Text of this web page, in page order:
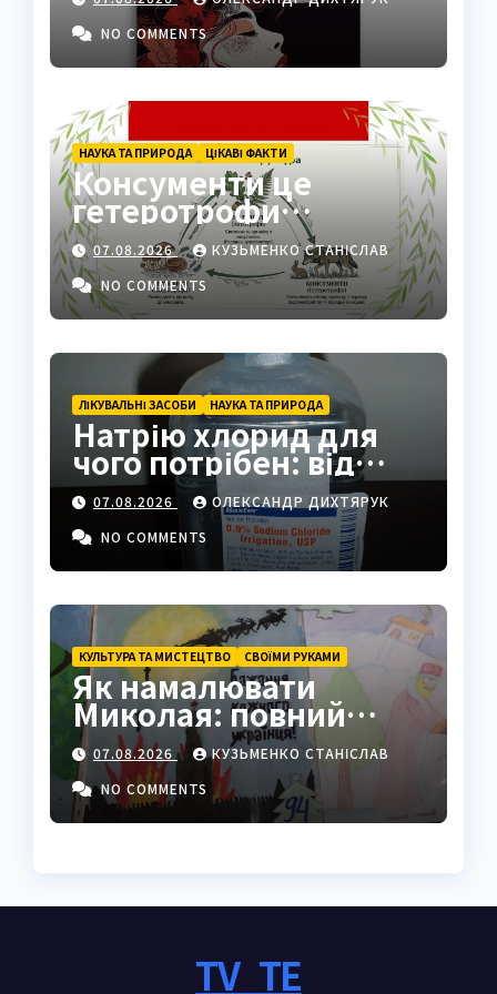
NO COMMENTS
НАУКА ТА ПРИРОДА ЦІКАВІ ФАКТИ
Консументи це
гетеротрофи
екосистеми
07.08.2026
КУЗЬМЕНКО СТАНІСЛАВ
NO COMMENTS
ЛІКУВАЛЬНІ ЗАСОБИ НАУКА ТА ПРИРОДА
Натрію хлорид для
чого потрібен: від
фізрозчину до
промисловості
07.08.2026
ОЛЕКСАНДР ДИХТЯРУК
NO COMMENTS
КУЛЬТУРА ТА МИСТЕЦТВО СВОЇМИ РУКАМИ
Як намалювати
Миколая: повний
покроковий гайд з
секретами майстрів
07.08.2026
КУЗЬМЕНКО СТАНІСЛАВ
NO COMMENTS
TV_TE